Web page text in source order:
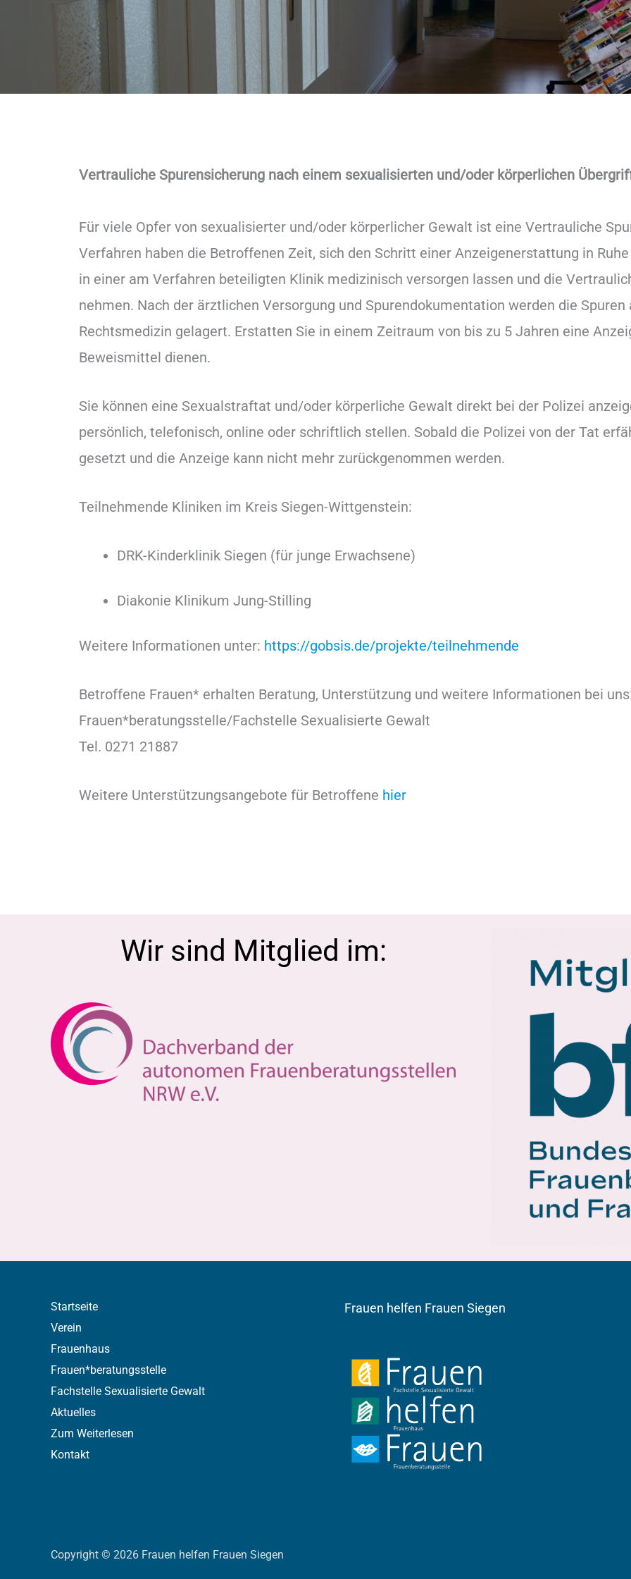
Vertrauliche Spurensicherung nach einem sexualisierten und/oder körperlichen
Für viele Opfer von sexualisierter und/oder körperlicher Gewalt ist eine Vertrauliche
Verfahren haben die Betroffenen Zeit, sich den Schritt einer Anzeigenerstattung in
in einer am Verfahren beteiligten Klinik medizinisch versorgen lassen und die
nehmen. Nach der ärztlichen Versorgung und Spurendokumentation werden die
Rechtsmedizin gelagert. Erstatten Sie in einem Zeitraum von bis zu 5 Jahren eine
Beweismittel dienen.
Sie können eine Sexualstraftat und/oder körperliche Gewalt direkt bei der Polizei
persönlich, telefonisch, online oder schriftlich stellen. Sobald die Polizei von der Tat
gesetzt und die Anzeige kann nicht mehr zurückgenommen werden.
Teilnehmende Kliniken im Kreis Siegen-Wittgenstein:
DRK-Kinderklinik Siegen (für junge Erwachsene)
Diakonie Klinikum Jung-Stilling
Weitere Informationen unter: https://gobsis.de/projekte/teilnehmende
Betroffene Frauen* erhalten Beratung, Unterstützung und weitere Informationen bei
Frauen*beratungsstelle/Fachstelle Sexualisierte Gewalt
Tel. 0271 21887
Weitere Unterstützungsangebote für Betroffene hier
Wir sind Mitglied im:
Startseite
Verein
Frauenhaus
Frauen*beratungsstelle
Fachstelle Sexualisierte Gewalt
Aktuelles
Zum Weiterlesen
Kontakt
Frauen helfen Frauen Siegen
Copyright © 2026 Frauen helfen Frauen Siegen